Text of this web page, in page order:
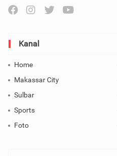
Kanal
Home
Makassar City
Sulbar
Sports
Foto